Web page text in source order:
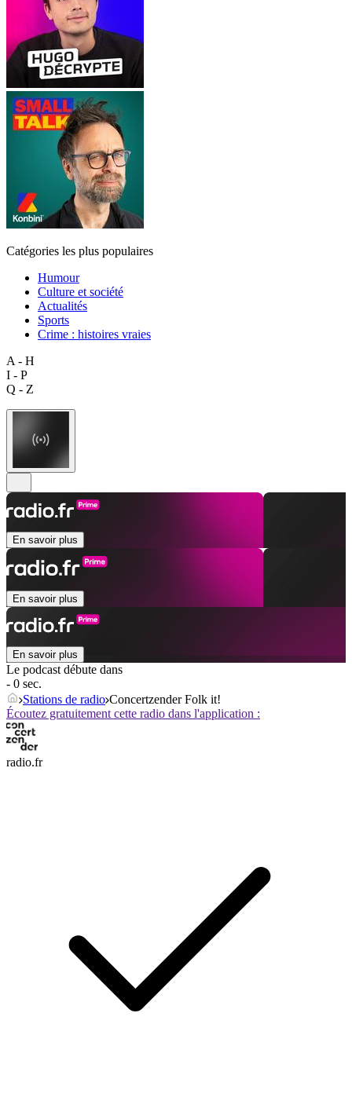
Catégories les plus populaires
Humour
Culture et société
Actualités
Sports
Crime : histoires vraies
A - H
I - P
Q - Z
En savoir plus
En savoir plus
En savoir plus
Le podcast débute dans
- 0 sec.
Stations de radio Concertzender Folk it!
Écoutez gratuitement cette radio dans l'application :
radio.fr